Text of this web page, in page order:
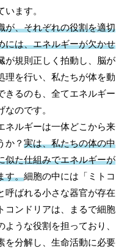
います。
が、それぞれの役割を適切
には、エネルギーが欠かせ
が規則正しく拍動し、脳が
理を行い、私たちが体を動
きるのも、全てエネルギー
なのです。
ネルギーは一体どこから来
か？実は、私たちの体の中
似た仕組みでエネルギーが
す。細胞の中には「ミトコ
呼ばれる小さな器官が存在
コンドリアは、まるで細胞
ような役割を担っており、
を分解し、生命活動に必要